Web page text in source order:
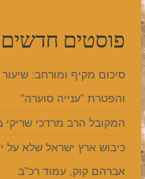
פוסטים חדשים
סיכום מקיף ומורחב:
והפטרת "ענייה סוערה"
המקובל הרב מרדכי שריקי
כיבוש ארץ ישראל שלא על
אברהם קוק, עמוד רכ"ב